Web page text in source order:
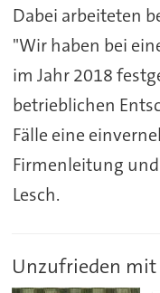
Dabei arbeiteten
"Wir haben bei
im Jahr 2018
betrieblichen
Fälle eine
Firmenleitung
Lesch.
Unzufrieden